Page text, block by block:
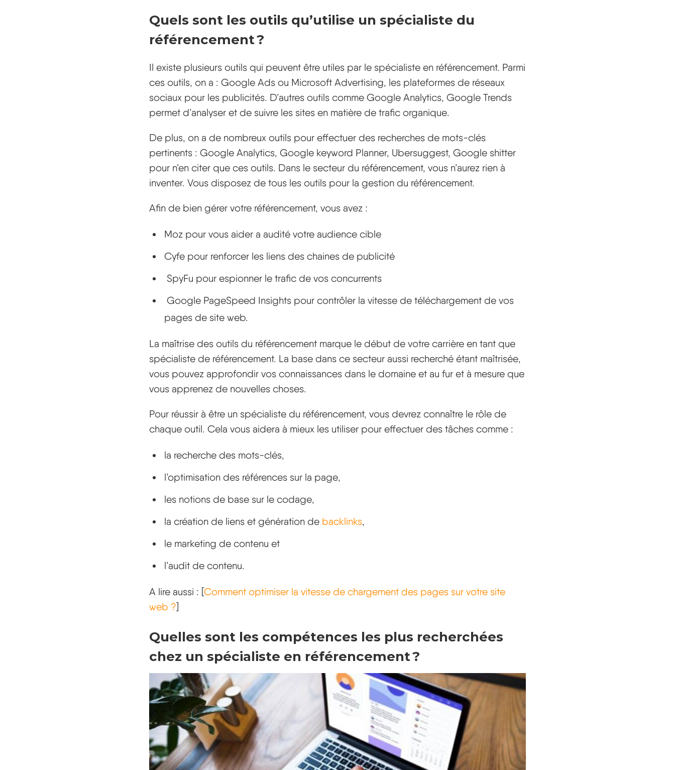
Quels sont les outils qu’utilise un spécialiste du
référencement ?
Il existe plusieurs outils qui peuvent être utiles par le spécialiste en référencement. Parmi
ces outils, on a : Google Ads ou Microsoft Advertising, les plateformes de réseaux
sociaux pour les publicités. D’autres outils comme Google Analytics, Google Trends
permet d’analyser et de suivre les sites en matière de trafic organique.
De plus, on a de nombreux outils pour effectuer des recherches de mots-clés
pertinents : Google Analytics, Google keyword Planner, Ubersuggest, Google shitter
pour n’en citer que ces outils. Dans le secteur du référencement, vous n’aurez rien à
inventer. Vous disposez de tous les outils pour la gestion du référencement.
Afin de bien gérer votre référencement, vous avez :
Moz pour vous aider a audité votre audience cible
Cyfe pour renforcer les liens des chaines de publicité
SpyFu pour espionner le trafic de vos concurrents
Google PageSpeed Insights pour contrôler la vitesse de téléchargement de vos
pages de site web.
La maîtrise des outils du référencement marque le début de votre carrière en tant que
spécialiste de référencement. La base dans ce secteur aussi recherché étant maîtrisée,
vous pouvez approfondir vos connaissances dans le domaine et au fur et à mesure que
vous apprenez de nouvelles choses.
Pour réussir à être un spécialiste du référencement, vous devrez connaître le rôle de
chaque outil. Cela vous aidera à mieux les utiliser pour effectuer des tâches comme :
la recherche des mots-clés,
l’optimisation des références sur la page,
les notions de base sur le codage,
la création de liens et génération de backlinks,
le marketing de contenu et
l’audit de contenu.
A lire aussi : [Comment optimiser la vitesse de chargement des pages sur votre site
web ?]
Quelles sont les compétences les plus recherchées
chez un spécialiste en référencement ?